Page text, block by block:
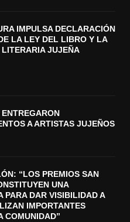
IMPULSA DECLARACIÓN
LA LEY DEL LIBRO Y LA
LITERARIA JUJEÑA
A ARTISTAS JUJEÑOS
“LOS PREMIOS SAN
UNA
PARA DAR VISIBILIDAD A
IMPORTANTES
COMUNIDAD”